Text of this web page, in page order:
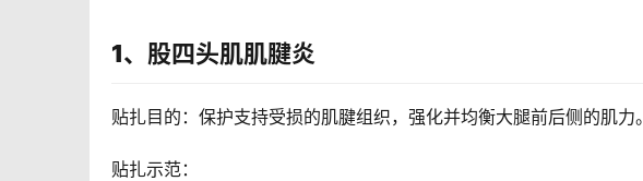
1、股四头肌肌腱炎
贴扎目的：保护支持受损的肌腱组织，强化并均衡大腿前后侧的肌力。
贴扎示范：